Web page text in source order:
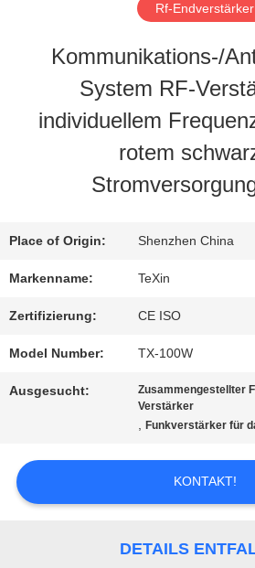
AUSFLUG
TRETEN
SIE
MIT
UNS
IN
VERBINDUNG
NACHRICHTEN
Rf-Endverstärker
Kommunikations-/
System RF-
individuellem
rotem
Place of Origin: Shenzhen China
Markenname: TeXin
Zertifizierung: CE ISO
Model Number: TX-100W
Ausgesucht:
Zusammengestellter
Verstärker
,Funkverstärker für
KONTAKT!
DETAILS